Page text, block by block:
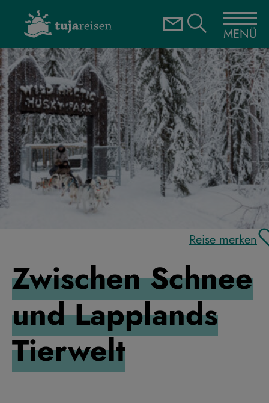
MENÜ
Reise merken
Zwischen Schnee
und Lapplands
Tierwelt